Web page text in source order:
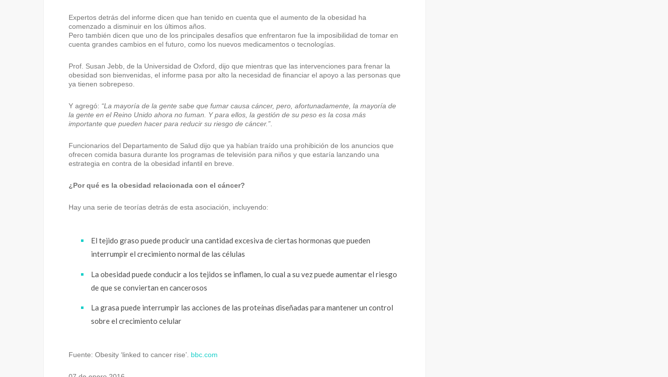
Expertos detrás del informe dicen que han tenido en cuenta que el aumento de la obesidad ha
comenzado a disminuir en los últimos años.
Pero también dicen que uno de los principales desafíos que enfrentaron fue la imposibilidad de tomar en
cuenta grandes cambios en el futuro, como los nuevos medicamentos o tecnologías.
Prof. Susan Jebb, de la Universidad de Oxford, dijo que mientras que las intervenciones para frenar la
obesidad son bienvenidas, el informe pasa por alto la necesidad de financiar el apoyo a las personas que
ya tienen sobrepeso.
Y agregó: “La mayoría de la gente sabe que fumar causa cáncer, pero, afortunadamente, la mayoría de
la gente en el Reino Unido ahora no fuman. Y para ellos, la gestión de su peso es la cosa más
importante que pueden hacer para reducir su riesgo de cáncer.”
Funcionarios del Departamento de Salud dijo que ya habían traído una prohibición de los anuncios que
ofrecen comida basura durante los programas de televisión para niños y que estaría lanzando una
estrategia en contra de la obesidad infantil en breve.
¿Por qué es la obesidad relacionada con el cáncer?
Hay una serie de teorías detrás de esta asociación, incluyendo:
El tejido graso puede producir una cantidad excesiva de ciertas hormonas que pueden
interrumpir el crecimiento normal de las células
La obesidad puede conducir a los tejidos se inflamen, lo cual a su vez puede aumentar el riesgo
de que se conviertan en cancerosos
La grasa puede interrumpir las acciones de las proteínas diseñadas para mantener un control
sobre el crecimiento celular
Fuente: Obesity ‘linked to cancer rise’. bbc.com